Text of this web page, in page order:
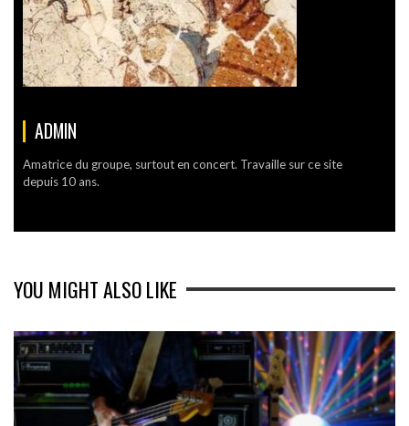
ADMIN
Amatrice du groupe, surtout en concert. Travaille sur ce site
depuis 10 ans.
YOU MIGHT ALSO LIKE